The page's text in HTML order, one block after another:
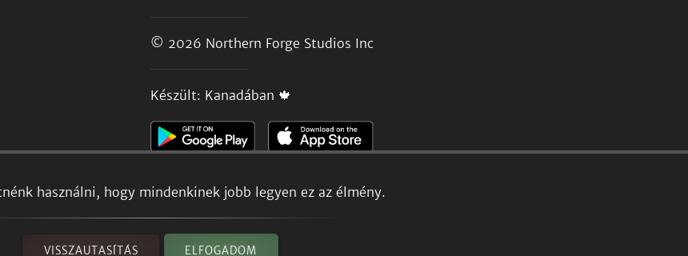
használni, hogy mindenkinek jobb legyen ez az élmény.
VISSZAUTASÍTÁS ELFOGADOM
© 2026 Northern Forge Studios Inc
Készült: Kanadában 🍁